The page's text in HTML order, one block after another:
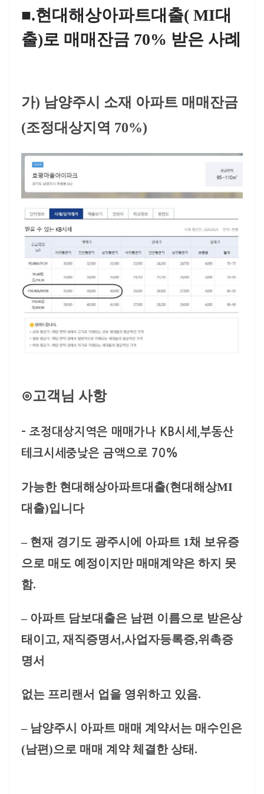
■.현대해상아파트대출( MI대
출)로 매매잔금 70% 받은 사례
가) 남양주시 소재 아파트 매매잔금
(조정대상지역 70%)
⊙고객님 사항
– 조정대상지역은 매매가나 KB시세,부동산
테크시세중낮은 금액으로 70%
가능한 현대해상아파트대출(현대해상MI
대출)입니다
– 현재 경기도 광주시에 아파트 1채 보유증
으로 매도 예정이지만 매매계약은 하지 못
함.
– 아파트 담보대출은 남편 이름으로 받은상
태이고, 재직증명서,사업자등록증,위촉증
명서
없는 프리랜서 업을 영위하고 있음.
– 남양주시 아파트 매매 계약서는 매수인은
(남편)으로 매매 계약 체결한 상태.